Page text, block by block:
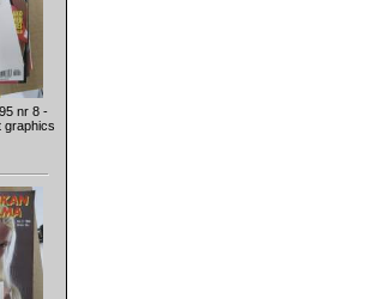
nr 8 -
graphics